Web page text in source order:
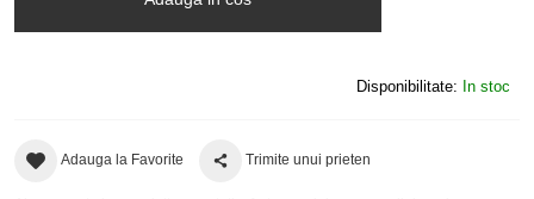
Disponibilitate: In stoc
Adauga la Favorite Trimite unui prieten